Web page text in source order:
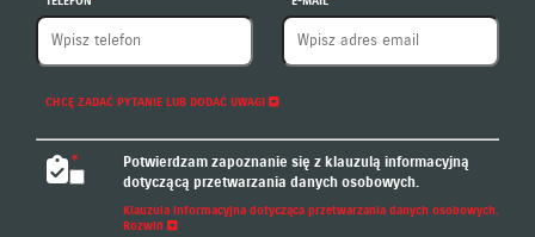
CHCĘ ZADAĆ PYTANIE LUB DODAĆ UWAGI
Potwierdzam zapoznanie się z klauzulą informacyjną
dotyczącą przetwarzania danych osobowych.
Klauzula informacyjna dotycząca przetwarzania danych osobowych.
Rozwiń